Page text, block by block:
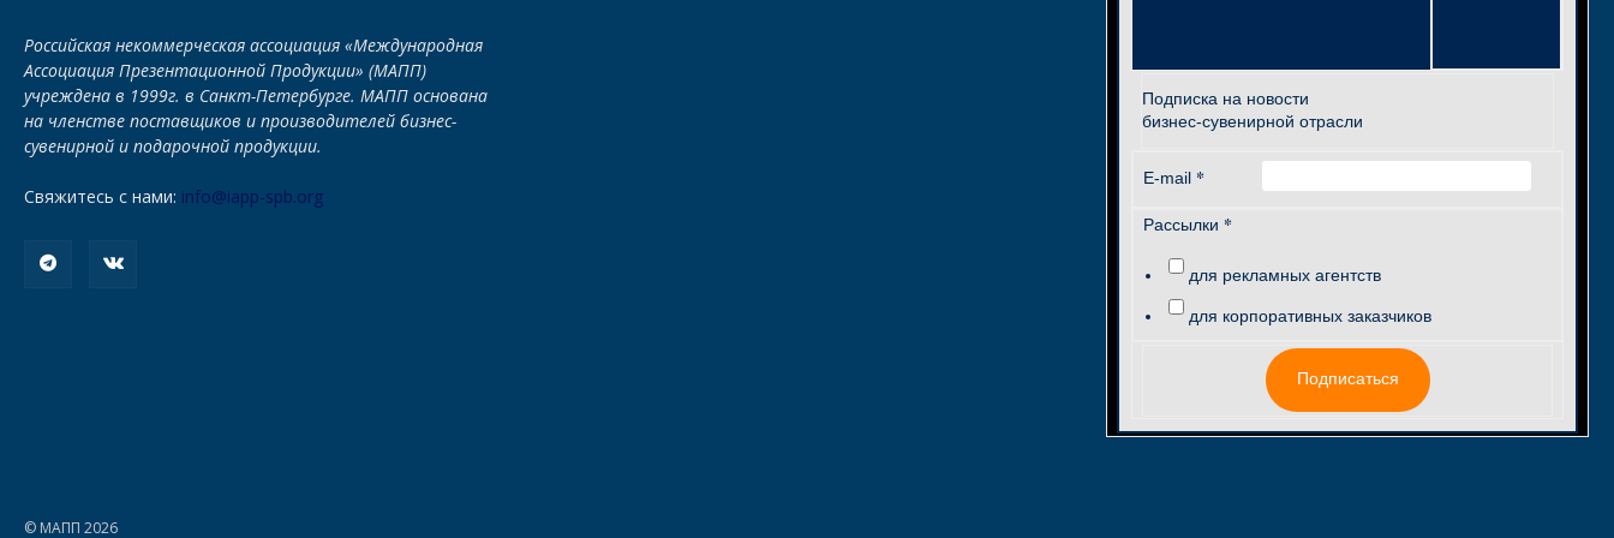
Российская некоммерческая ассоциация «Международная
Ассоциация Презентационной Продукции» (МАПП)
учреждена в 1999г. в Санкт-Петербурге. МАПП основана
на членстве поставщиков и производителей бизнес-
сувенирной и подарочной продукции.
Свяжитесь с нами: info@iapp-spb.org
Подписка на новости
бизнес-сувенирной отрасли
E-mail *
Рассылки *
для рекламных агентств
для корпоративных заказчиков
Подписаться
© МАПП 2026